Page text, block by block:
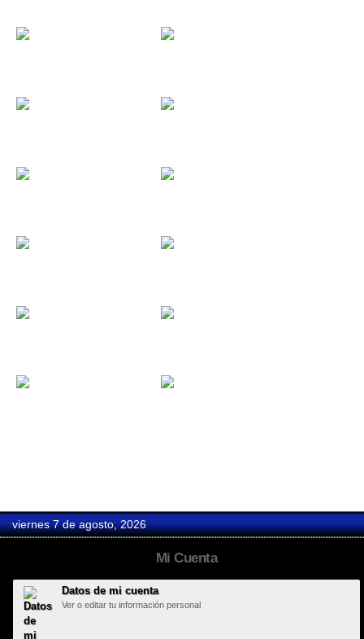
viernes 7 de agosto, 2026
Mi Cuenta
Datos de mi cuenta
Ver o editar tu información personal